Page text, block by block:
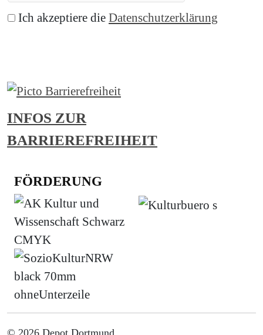
Ich akzeptiere die Datenschutzerklärung
INFOS ZUR
BARRIEREFREIHEIT
FÖRDERUNG